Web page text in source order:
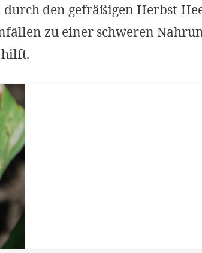
den gefräßigen Herbst-
zu einer schweren